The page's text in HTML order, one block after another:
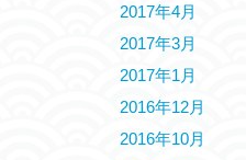
2017年4月
2017年3月
2017年1月
2016年12月
2016年10月